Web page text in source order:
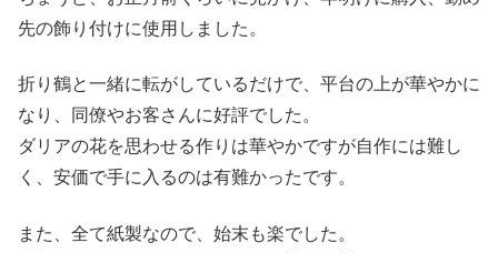
先の飾り付けに使用しました。
折り鶴と一緒に転がしているだけで、平台の上が華やかに
なり、同僚やお客さんに好評でした。
ダリアの花を思わせる作りは華やかですが自作には難し
く、安価で手に入るのは有難かったです。
また、全て紙製なので、始末も楽でした。